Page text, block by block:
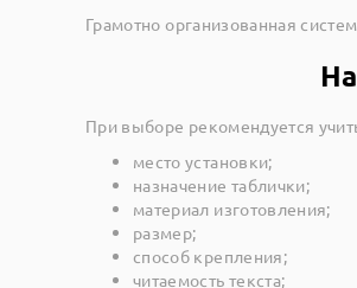
Грамотно организованная
При выборе рекомендуется
место установки;
назначение таблички;
материал изготовления;
размер;
способ крепления;
читаемость текста;